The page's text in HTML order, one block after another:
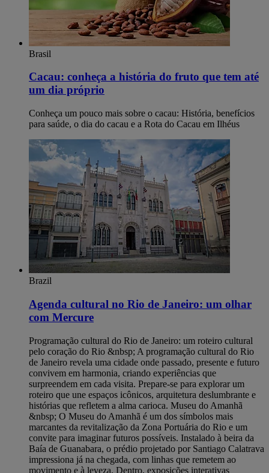
Brasil
Cacau: conheça a história do fruto que tem até
um dia próprio
Conheça um pouco mais sobre o cacau: História, benefícios
para saúde, o dia do cacau e a Rota do Cacau em Ilhéus
Brazil
Agenda cultural no Rio de Janeiro: um olhar
com Mercure
Programação cultural do Rio de Janeiro: um roteiro cultural pelo coração do Rio &nbsp; A programação cultural do Rio de Janeiro revela uma cidade onde passado, presente e futuro convivem em harmonia, criando experiências que surpreendem em cada visita. Prepare-se para explorar um roteiro que une espaços icônicos, arquitetura deslumbrante e histórias que refletem a alma carioca. Museu do Amanhã &nbsp; O Museu do Amanhã é um dos símbolos mais marcantes da revitalização da Zona Portuária do Rio e um convite para imaginar futuros possíveis. Instalado à beira da Baía de Guanabara, o prédio projetado por Santiago Calatrava impressiona já na chegada, com linhas que remetem ao movimento e à leveza. Dentro, exposições interativas apresentam temas como sustentabilidade, tecnologia e convivência humana, criando uma experiência sensorial que faz o visitante refletir sobre seu papel no mundo. Os ingressos têm valor acessível, a partir de R$30, o que torna o passeio ainda mais convidativo. Além do acervo, o entorno do museu é parte essencial da visita. O pôr do sol visto dali é um espetáculo à parte, e o passeio pelo Boulevard Olímpico cria uma conexão interessante entre ciência, arte e cotidiano carioca. Caminhar pela região mostra como o Rio integrou modernidade e história na mesma paisagem, transformando o museu em um ponto de encontro entre culturas, ideias e olhares sobre o futuro. &nbsp; MAR – Museu de Arte do Rio &nbsp; O MAR – Museu de Arte do Rio é um dos espaços mais inspiradores da cidade, unindo dois prédios de arquiteturas distintas para criar um diálogo entre história e contemporaneidade. Suas exposições percorrem temas sociais, estéticos e culturais que ajudam a entender o Rio em todas as suas camadas. Ao visitar o museu, o visitante tem a sensação de circular por diferentes versões da cidade, cada uma revelada por obras, registros e narrativas que ampliam o olhar sobre a programação cultural do Rio de Janeiro. Do terraço, a vista para a Praça Mauá e para a Baía de Guanabara torna a experiência ainda mais especial, criando um contraste fascinante entre o horizonte, o porto revitalizado e o movimento urbano. Além do acervo, o MAR promove encontros, cursos e atividades educativas que aproximam arte e público de forma leve e acessível, reforçando sua importância no circuito cultural carioca. &nbsp; Theatro Municipal &nbsp; O Theatro Municipal é uma das joias arquitetônicas do Rio e um dos espaços mais emblemáticos para quem deseja conhecer o lado mais sofisticado da cultura carioca. Inspirado nas grandes casas de ópera europeias, o edifício impressiona já na fachada, com colunas imponentes, vitrais e esculturas que revelam a grandiosidade do início do século XX. Por dentro, o deslumbramento continua: salões ornamentados, pinturas no teto e detalhes dourados criam um cenário que transforma qualquer visita em uma imersão histórica. Além da beleza, o Theatro Municipal mantém uma programação que valoriza a música, a dança e as artes cênicas, com apresentações que vão de óperas clássicas a espetáculos contemporâneos. Para quem deseja conhecer o teatro com mais profundidade, vale participar das visitas guiadas, que revelam curiosidades sobre sua construção e mostram espaços que o público comum não costuma ver. É um passeio que combina arte, história e a verdadeira elegância da cena cultural do Rio. &nbsp; Real Gabinete Português de Leitura &nbsp; O Real Gabinete Português de Leitura é um dos espaços mais impressionantes do centro do Rio e um verdadeiro tesouro arquitetônico. A fachada em estilo neomanuelino já chama a atenção, mas é ao entrar que a experiência se torna realmente inesquecível. As estantes que alcançam o teto, o vitral central que ilumina o salão e os milhares de livros raros criam um ambiente quase cinematográfico. É o tipo de lugar que transforma uma simples visita em um mergulho na história lusitana preservada em pleno coração carioca. Além de sua beleza singular, o Real Gabinete funciona como um importante ponto de encontro para pesquisadores, estudantes e amantes da literatura. Sua atmosfera tranquila e carregada de simbolismo dialoga com a&nbsp;agenda cultural do Rio de Janeiro, atraindo visitantes que desejam conhecer não só a arquitetura, mas também a relevância cultural do acervo. O espaço reforça como o Rio abraça diferentes heranças e as integra ao seu cenário cultural, oferecendo sempre um novo ângulo para quem busca experiências autênticas na cidade. &nbsp; O que descobrir além do óbvio e&nbsp;que ninguém te fala &nbsp; A programação cultural do Rio de Janeiro guarda segredos que passam despercebidos por muitos visitantes, mas que revelam um lado ainda mais encantador da cidade. Prepare-se para conhecer experiências que fogem do roteiro tradicional e mostram um Rio íntimo, alegre e cheio de surpresas, onde cada encontro e cada paisagem contam uma história diferente. &nbsp; Baile Charme em Madureira &nbsp; O Baile Charme de Madureira é um daqueles eventos que traduzem a alma carioca com autenticidade. Criado por moradores da região, ele se tornou um dos mais antigos e respeitados do Rio, reunindo gerações em torno de passos sincronizados, clássicos do soul e muito carisma. A energia do lugar contagia desde os primeiros minutos e faz qualquer visitante entender por que o charme é tão importante para a identidade cultural do bairro. Realizado principalmente no viaduto de Madureira, o baile transforma o espaço público em pista de dança e celebra a força das comunidades suburbanas. Ali, música, movimento e convivência se misturam em um clima acolhedor, mostrando um Rio que vibra muito além dos cartões-postais. &nbsp; Mureta da Urca &nbsp; A Mureta da Urca é um daqueles lugares que fazem o tempo desacelerar. À beira da Baía de Guanabara, com o Pão de Açúcar emoldurando a paisagem, o cenário reúne cores suaves do entardecer, barcos passando lentamente e um clima descontraído que transforma qualquer final de tarde em um ritual carioca. É ali, sentados na mureta com um petisco simples ou uma bebida gelada, que muitos descobrem um dos encontros mais autênticos da cidade. Conhecida como o ponto onde a juventude se encontra na zona sul carioca, a Mureta vibra com conversas leves, risadas e a alegria típica do bairro. Entre mergulhos rápidos nos dias quentes e observação tranquila do movimento dos barcos, o espaço se torna um palco informal da vida carioca. É o tipo de experiência que não aparece nos roteiros tradicionais, mas que revela com precisão o encanto do Rio vivido por quem realmente conhece a cidade. &nbsp; Confeitaria Alemã Kurt &nbsp; A Confeitaria Alemã Kurt é um refúgio doce no coração do Leblon, onde tradições europeias ganham um toque carioca irresistível. Fundada por imigrantes alemães na década de 1940, a casa preserva receitas clássicas que atravessam gerações, como tortas impecáveis, biscoitos amanteigados e apfelstrudel servido ainda quentinho. O atendimento acolhedor e o aroma de baunilha que toma conta do salão criam um ambiente que convida a desacelerar e aproveitar cada detalhe. Além das delícias, a confeitaria guarda um charme histórico que encanta quem passa por ali. As vitrines coloridas revelam o cuidado artesanal da produção e mostram por que o lugar se tornou um dos favoritos de moradores e visitantes. Sentar-se para um café acompanhado de uma fatia generosa de bolo é uma forma de vivenciar um Rio mais tranquilo e elegante, onde tradição e sabor caminham juntos. &nbsp; Sabores e tradições que contam histórias &nbsp; A cena cultural do Rio também se revela nos sabores, nas tradições e nos encontros que dão vida à cidade, mostrando como a gastronomia e as manifestações populares contam histórias tão fortes quanto seus monumentos. Prepare-se para descobrir lugares onde a identidade carioca se expressa em festas, aromas, ritmos e celebrações que tornam cada experiência ainda mais especial. &nbsp; Feira de São Cristóvão &nbsp; A Feira de São Cristóvão é um mergulho vibrante na cultura nordestina sem sair do Rio, reunindo sabores, música e tradições que fazem o visitante esquecer que está na capital fluminense. Entre barracas de comida típica, como carne de sol com macaxeira, tapiocas fumegantes e doces caseiros, o espaço pulsa ao som de forró, xote e baião que embalam apresentações ao vivo ao longo do dia. Caminhar pelos corredores é descobrir artesanato, cordéis, temperos e produtos regionais que revelam a força da herança nordestina na cidade, transformando cada visita em uma celebração calorosa e cheia de histórias. &nbsp; Café Lamas e Confeitaria Colombo &nbsp; O Café Lamas e a Confeitaria Colombo são dois ícones gastronômicos que revelam como história e tradição se encontram à mesa no Rio. No Lamas, um dos restaurantes mais antigos da cidade, o clima boêmio e os pratos clássicos fazem cada visita parecer uma viagem no tempo. Já a Colombo encanta com seus salões de época, vitrais imponentes e doces que preservam receitas centenárias, criando uma experiência que mistura elegância, memória afetiva e o sabor autêntico da cidade. Juntos, esses dois espaços celebram a identidade carioca por meio da boa comida e de ambientes que preservam a alma do Rio. &nbsp; Roda de samba da Pedra do Sal &nbsp; A roda de samba da Pedra do Sal é um dos encontros mais autênticos da cidade e um verdadeiro berço da música popular brasileira. Localizada na região portuária, a poucos passos do metrô e do VLT, a área ganha vida ao cair da tarde, quando moradores, músicos e visitantes se reúnem nos degraus de pedra para celebrar o samba em sua forma mais espontânea. Entre rodas animadas, batuques contagiantes e histórias que atravessam gerações, o espaço preserva a essência afro-brasileira do Rio e oferece uma experiência intensa, marcada pela convivialidade e pela força cultural que ecoa em cada canto. &nbsp; Festival de Cinema do Rio &nbsp; O Festival de Cinema do Rio é um dos eventos audiovisuais mais importantes do país e transforma a cidade em um grande palco de histórias, debates e desc